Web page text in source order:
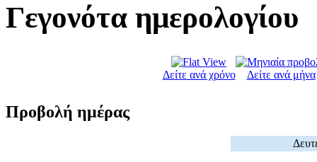
Γεγονότα ημερολογίου
Δείτε ανά χρόνο Δείτε ανά μήνα
Προβολή ημέρας